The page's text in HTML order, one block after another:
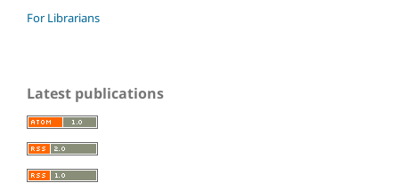
For Librarians
Latest publications